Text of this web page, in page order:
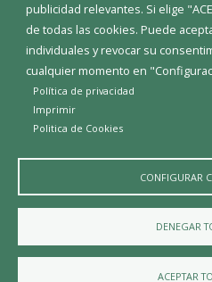
publicidad relevantes. Si elige
de todas las cookies. Puede
individuales y revocar su
cualquier momento en
Política de privacidad
Imprimir
Politica de Cookies
CONFIGURAR
DENEGAR
ACEPTAR